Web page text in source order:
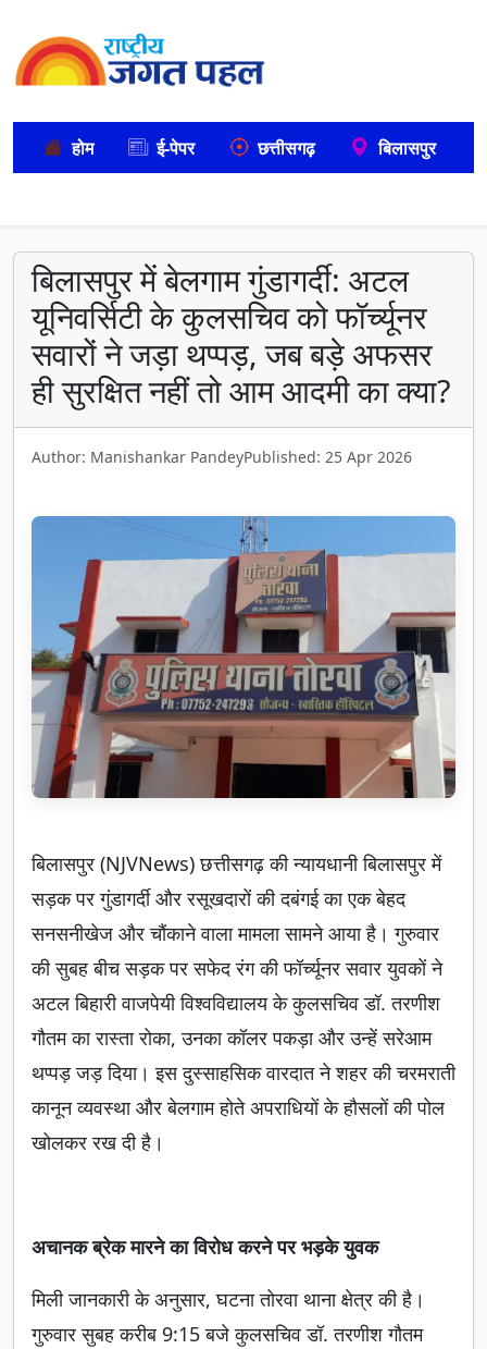
होम ई-पेपर छत्तीसगढ़ बिलासपुर
बिलासपुर में बेलगाम गुंडागर्दी: अटल
यूनिवर्सिटी के कुलसचिव को फॉर्च्यूनर
सवारों ने जड़ा थप्पड़, जब बड़े अफसर
ही सुरक्षित नहीं तो आम आदमी का क्या?
Author: Manishankar PandeyPublished: 25 Apr 2026
बिलासपुर (NJVNews) छत्तीसगढ़ की न्यायधानी बिलासपुर में
सड़क पर गुंडागर्दी और रसूखदारों की दबंगई का एक बेहद
सनसनीखेज और चौंकाने वाला मामला सामने आया है। गुरुवार
की सुबह बीच सड़क पर सफेद रंग की फॉर्च्यूनर सवार युवकों ने
अटल बिहारी वाजपेयी विश्वविद्यालय के कुलसचिव डॉ. तरणीश
गौतम का रास्ता रोका, उनका कॉलर पकड़ा और उन्हें सरेआम
थप्पड़ जड़ दिया। इस दुस्साहसिक वारदात ने शहर की चरमराती
कानून व्यवस्था और बेलगाम होते अपराधियों के हौसलों की पोल
खोलकर रख दी है।
अचानक ब्रेक मारने का विरोध करने पर भड़के युवक
मिली जानकारी के अनुसार, घटना तोरवा थाना क्षेत्र की है।
गुरुवार सुबह करीब 9:15 बजे कुलसचिव डॉ. तरणीश गौतम